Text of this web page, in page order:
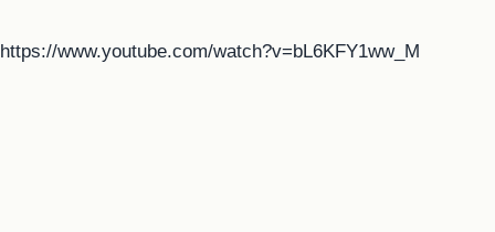
https://www.youtube.com/watch?v=bL6KFY1ww_M